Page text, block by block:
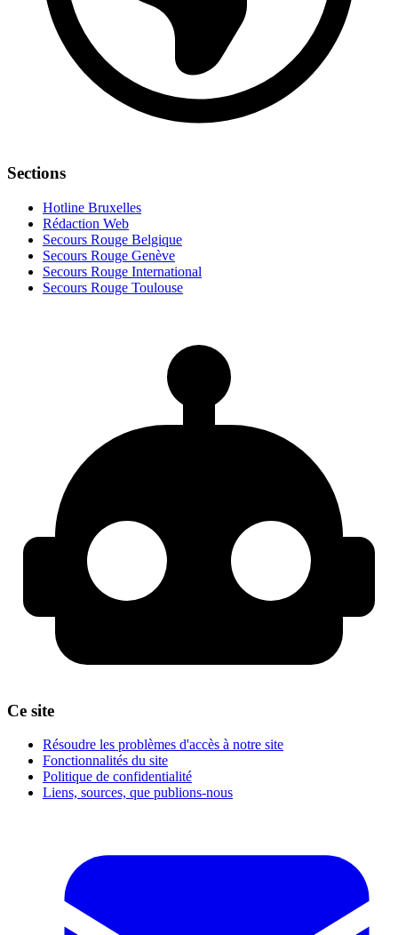
Sections
Hotline Bruxelles
Rédaction Web
Secours Rouge Belgique
Secours Rouge Genève
Secours Rouge International
Secours Rouge Toulouse
Ce site
Résoudre les problèmes d'accès à notre site
Fonctionnalités du site
Politique de confidentialité
Liens, sources, que publions-nous